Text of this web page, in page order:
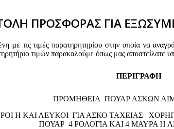
ΠΡΟΣΦΟΡΑΣ ΓΙΑ
τις τιμές παρατηρητηρίου στην οποία να
τιμών παρακαλούμε όπως μας αποστείλατε
ΠΕΡΙΓΡΑΦΗ
ΠΡΟΜΗΘΕΙΑ ΠΟΥΑΡ ΑΣΚΩΝ
Η ΚΑΙ ΛΕΥΚΟΙ ΓΙΑ ΑΣΚΟ ΤΑΧΕΙΑΣ
ΠΟΥΑΡ 4 ΡΟΛΟΓΙΑ ΚΑΙ 4 ΜΑΥΡΑ Η